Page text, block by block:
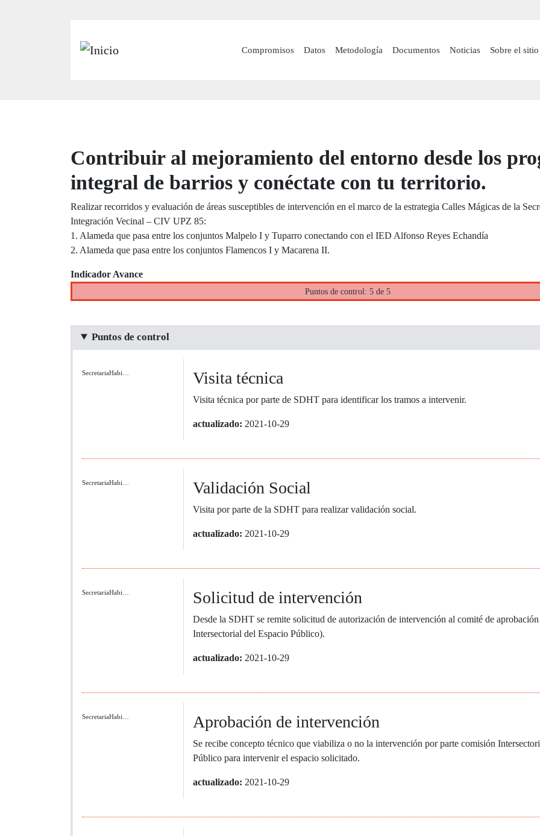
principal
Main navigation
Compromisos Datos Metodología Documentos Noticias Sobre el sitio
Contribuir al mejoramiento del entorno desde los
integral de barrios y conéctate con tu territorio.
Realizar recorridos y evaluación de áreas susceptibles de intervención en el marco de la estrategia Calles Mágicas de la
Integración Vecinal – CIV UPZ 85:
1. Alameda que pasa entre los conjuntos Malpelo I y Tuparro conectando con el IED Alfonso Reyes Echandía
2. Alameda que pasa entre los conjuntos Flamencos I y Macarena II.
Indicador Avance
Puntos de control: 5 de 5
Puntos de control
SecretariaHabi… Visita técnica
Visita técnica por parte de SDHT para identificar los tramos a intervenir.
actualizado: 2021-10-29
SecretariaHabi… Validación Social
Visita por parte de la SDHT para realizar validación social.
actualizado: 2021-10-29
SecretariaHabi… Solicitud de intervención
Desde la SDHT se remite solicitud de autorización de intervención al comité de
Intersectorial del Espacio Público).
actualizado: 2021-10-29
SecretariaHabi… Aprobación de intervención
Se recibe concepto técnico que viabiliza o no la intervención por parte comisión
Público para intervenir el espacio solicitado.
actualizado: 2021-10-29